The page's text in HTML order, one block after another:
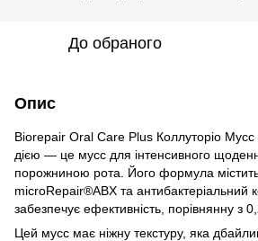
До обраного
Опис
Biorepair Oral Care Plus Коллуторіо Мусс
дією — це мусс для інтенсивного
порожниною рота. Його формула містить
microRepair®ABX та антибактеріальний
забезпечує ефективність, порівнянну з
Цей мусс має ніжну текстуру, яка